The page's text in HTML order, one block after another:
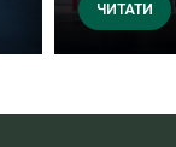
ЧИТАТИ